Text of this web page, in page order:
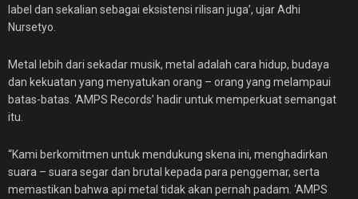
label dan sekalian sebagai eksistensi rilisan juga’, ujar Adhi
Nursetyo.
Metal lebih dari sekadar musik, metal adalah cara hidup, budaya
dan kekuatan yang menyatukan orang – orang yang melampaui
batas-batas. ‘AMPS Records’ hadir untuk memperkuat semangat
itu.
“Kami berkomitmen untuk mendukung skena ini, menghadirkan
suara – suara segar dan brutal kepada para penggemar, serta
memastikan bahwa api metal tidak akan pernah padam. ‘AMPS